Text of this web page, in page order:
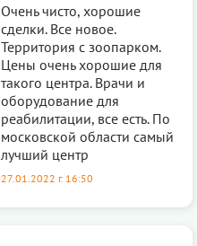
Очень чисто, хорошие
сделки. Все новое.
Территория с зоопарком.
Цены очень хорошие для
такого центра. Врачи и
оборудование для
реабилитации, все есть. По
московской области самый
лучший центр
27.01.2022 г. 16:50